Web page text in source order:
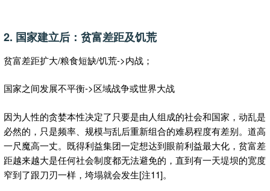
2. 国家建立后：贫富差距及饥荒
贫富差距扩大/粮食短缺/饥荒->内战；
国家之间发展不平衡->区域战争或世界大战
因为人性的贪婪本性决定了只要是由人组成的社会和国家，动乱是
必然的，只是频率、规模与乱后重新组合的难易程度有差别。道高
一尺魔高一丈。既得利益集团一定想达到眼前利益最大化，贫富差
距越来越大是任何社会制度都无法避免的，直到有一天堤坝的宽度
窄到了跟刀刃一样，垮塌就会发生[注11]。